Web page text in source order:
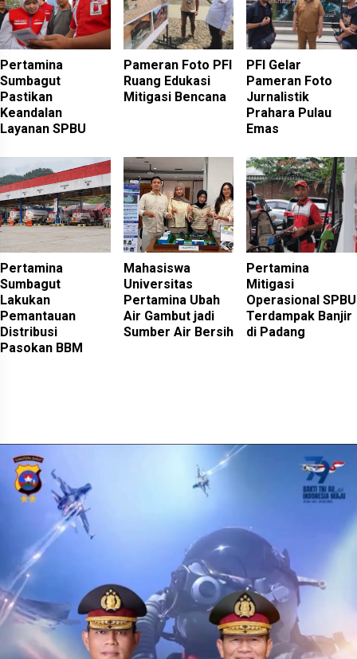
Pertamina
Sumbagut
Pastikan
Keandalan
Layanan SPBU
Pameran Foto PFI
Ruang Edukasi
Mitigasi Bencana
PFI Gelar
Pameran Foto
Jurnalistik
Prahara Pulau
Emas
Pertamina
Sumbagut
Lakukan
Pemantauan
Distribusi
Pasokan BBM
Mahasiswa
Universitas
Pertamina Ubah
Air Gambut jadi
Sumber Air Bersih
Pertamina
Mitigasi
Operasional SPBU
Terdampak Banjir
di Padang